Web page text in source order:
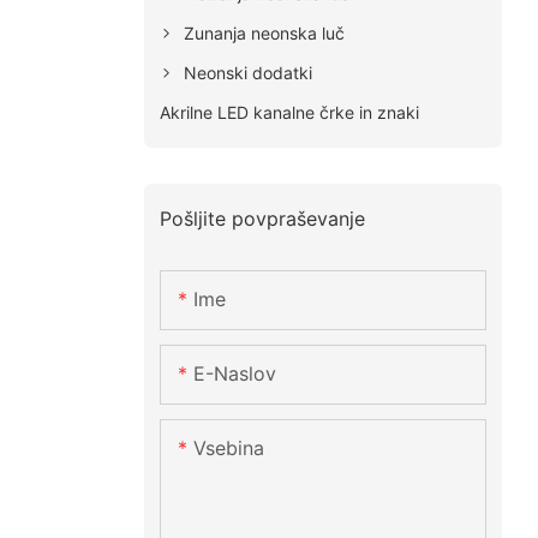
Zunanja neonska luč
Neonski dodatki
Akrilne LED kanalne črke in znaki
Pošljite povpraševanje
Ime
E-Naslov
Vsebina